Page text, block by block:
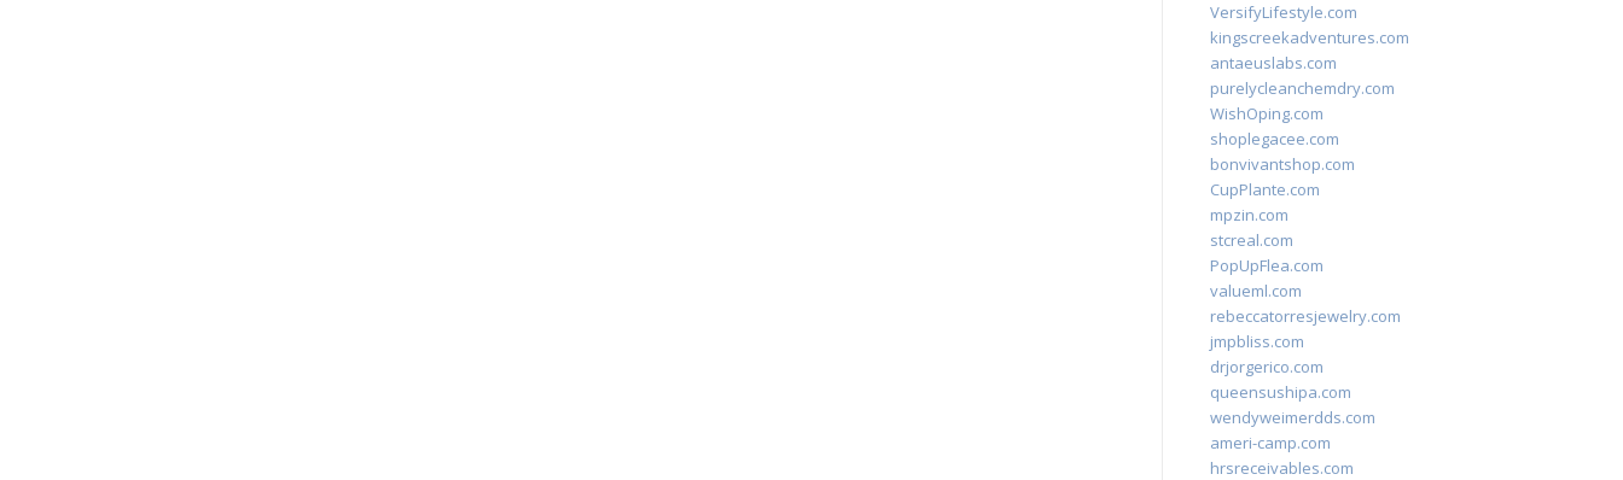
VersifyLifestyle.com
kingscreekadventures.com
antaeuslabs.com
purelycleanchemdry.com
WishOping.com
shoplegacee.com
bonvivantshop.com
CupPlante.com
mpzin.com
stcreal.com
PopUpFlea.com
valueml.com
rebeccatorresjewelry.com
jmpbliss.com
drjorgerico.com
queensushipa.com
wendyweimerdds.com
ameri-camp.com
hrsreceivables.com